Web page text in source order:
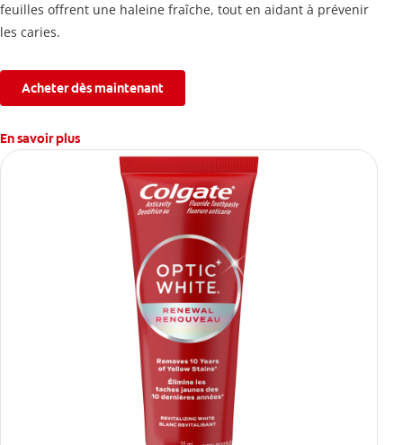
feuilles offrent une haleine fraîche, tout en aidant à prévenir
les caries.
Acheter dès maintenant
En savoir plus